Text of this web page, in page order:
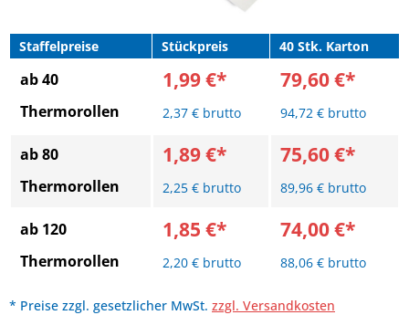
Staffelpreise Stückpreis 40 Stk. Karton
ab 40
Thermorollen
1,99 €*
2,37 € brutto
79,60 €*
94,72 € brutto
ab 80
Thermorollen
1,89 €*
2,25 € brutto
75,60 €*
89,96 € brutto
ab 120
Thermorollen
1,85 €*
2,20 € brutto
74,00 €*
88,06 € brutto
* Preise zzgl. gesetzlicher MwSt. zzgl. Versandkosten